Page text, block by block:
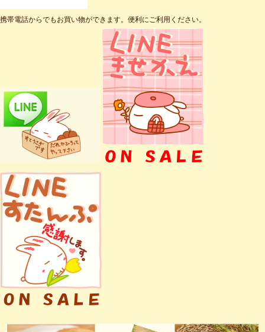
携帯電話からでもお買い物ができます。便利にご利用ください。